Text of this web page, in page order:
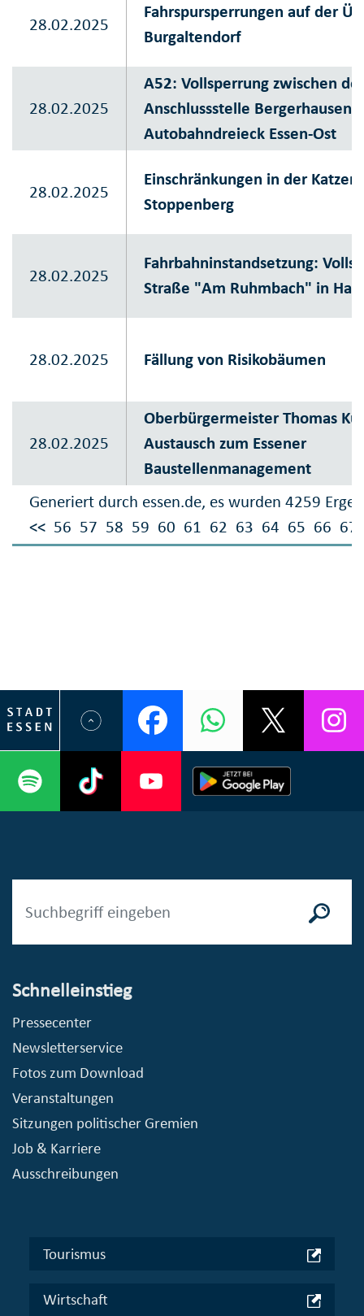
Generiert durch essen.de, es wurden 4259
<< 56 57 58 59 60 61 62 63 64 65 66 67
28.02.2025
Fahrspursperrungen auf der
Burgaltendorf
28.02.2025
A52: Vollsperrung zwischen der
Anschlussstelle Bergerhausen
Autobahndreieck Essen-Ost
28.02.2025
Einschränkungen in der
Stoppenberg
28.02.2025
Fahrbahninstandsetzung:
Straße "Am Ruhmbach" in
28.02.2025 Fällung von Risikobäumen
28.02.2025
Oberbürgermeister Thomas
Austausch zum Essener
Baustellenmanagement
Schnelleinstieg
Pressecenter
Newsletterservice
Fotos zum Download
Veranstaltungen
Sitzungen politischer Gremien
Job & Karriere
Ausschreibungen
Tourismus
Wirtschaft